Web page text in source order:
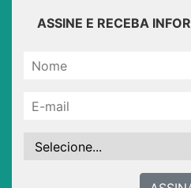
ASSINE E RECEBA